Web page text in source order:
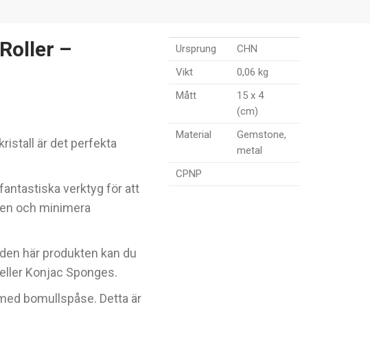
–
är det perfekta
verktyg för att
och minimera
här produkten kan du
Konjac Sponges.
bomullspåse. Detta är
Ursprung
CHN
Vikt
0,06 kg
Mått
15 x 4
(cm)
Material
Gemstone,
metal
CPNP